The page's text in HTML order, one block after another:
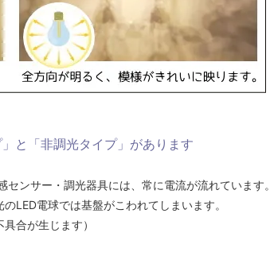
と「非調光タイプ」があります
ンサー・調光器具には、常に電流が流れています。
LED電球では基盤がこわれてしまいます。
合が生じます）